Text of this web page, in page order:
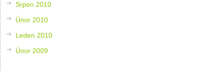
Srpen 2010
Únor 2010
Leden 2010
Únor 2009